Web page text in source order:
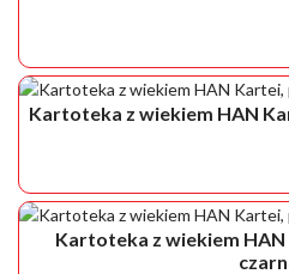
Kartoteka z wiekiem HAN
Kartoteka z wiekiem